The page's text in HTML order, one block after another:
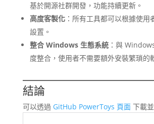
基於開源社群開發，功能持續更新。
高度客製化：所有工具都可以根據使用
設置。
整合 Windows 生態系統：與
度整合，使用者不需要額外安裝繁瑣的
結論
可以透過 GitHub PowerToys 頁面下載並